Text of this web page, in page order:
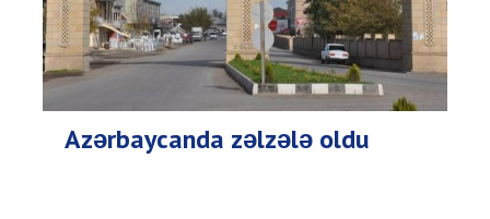
Azərbaycanda zəlzələ oldu